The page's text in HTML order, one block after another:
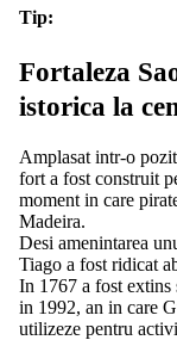
Tip:
Fortaleza
istorica la
Amplasat intr-o
fort a fost construit
moment in care
Madeira.
Desi amenintarea
Tiago a fost ridicat
In 1767 a fost
in 1992, an in care
utilizeze pentru